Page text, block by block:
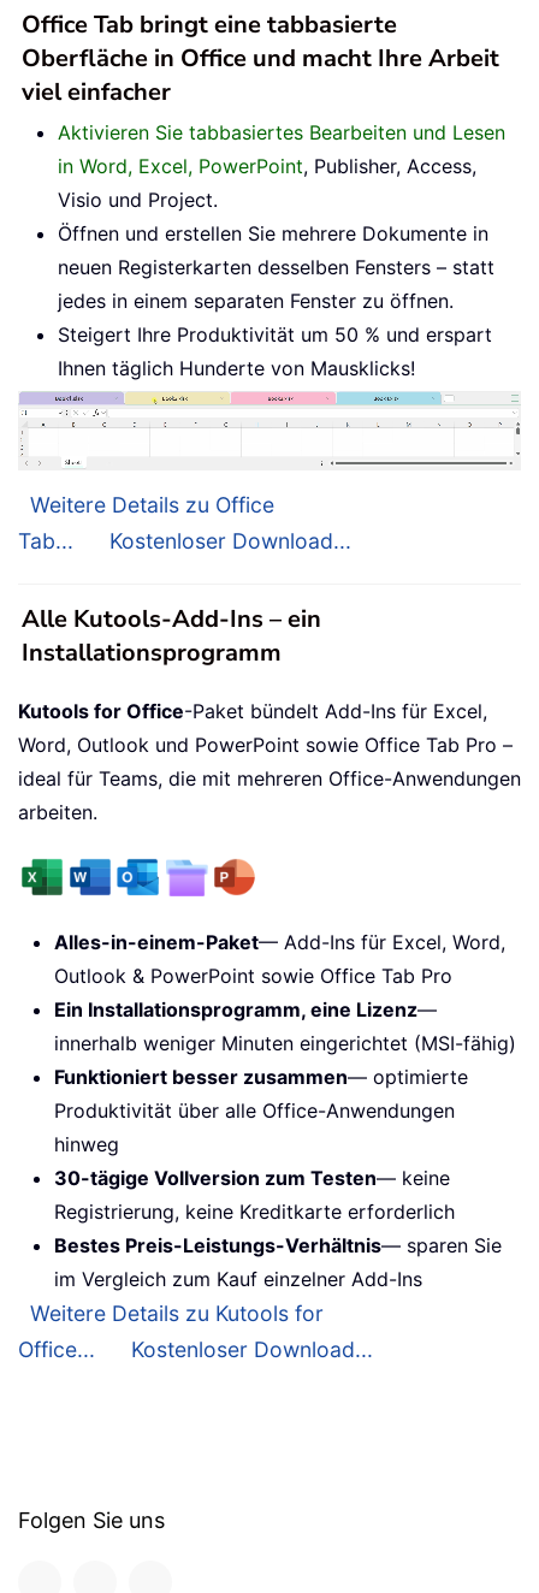
Office Tab bringt eine tabbasierte
Oberfläche in Office und macht Ihre Arbeit
viel einfacher
Aktivieren Sie tabbasiertes Bearbeiten und Lesen
in Word, Excel, PowerPoint, Publisher, Access,
Visio und Project.
Öffnen und erstellen Sie mehrere Dokumente in
neuen Registerkarten desselben Fensters – statt
jedes in einem separaten Fenster zu öffnen.
Steigert Ihre Produktivität um 50 % und erspart
Ihnen täglich Hunderte von Mausklicks!
Weitere Details zu Office
Tab...
Kostenloser Download...
Alle Kutools-Add-Ins – ein
Installationsprogramm
Kutools for Office-Paket bündelt Add-Ins für Excel,
Word, Outlook und PowerPoint sowie Office Tab Pro –
ideal für Teams, die mit mehreren Office-Anwendungen
arbeiten.
Alles-in-einem-Paket— Add-Ins für Excel, Word,
Outlook & PowerPoint sowie Office Tab Pro
Ein Installationsprogramm, eine Lizenz—
innerhalb weniger Minuten eingerichtet (MSI-fähig)
Funktioniert besser zusammen— optimierte
Produktivität über alle Office-Anwendungen
hinweg
30-tägige Vollversion zum Testen— keine
Registrierung, keine Kreditkarte erforderlich
Bestes Preis-Leistungs-Verhältnis— sparen Sie
im Vergleich zum Kauf einzelner Add-Ins
Weitere Details zu Kutools for
Office...
Kostenloser Download...
Folgen Sie uns